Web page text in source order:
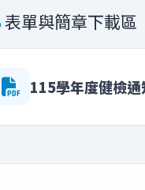
表單與簡章下載區
115學年度健檢